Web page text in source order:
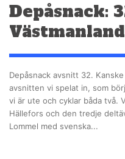
Depåsnack:
Västmanland
Depåsnack avsnitt 32.
avsnitten vi spelat in, som
vi är ute och cyklar båda två.
Hällefors och den tredje
Lommel med svenska...